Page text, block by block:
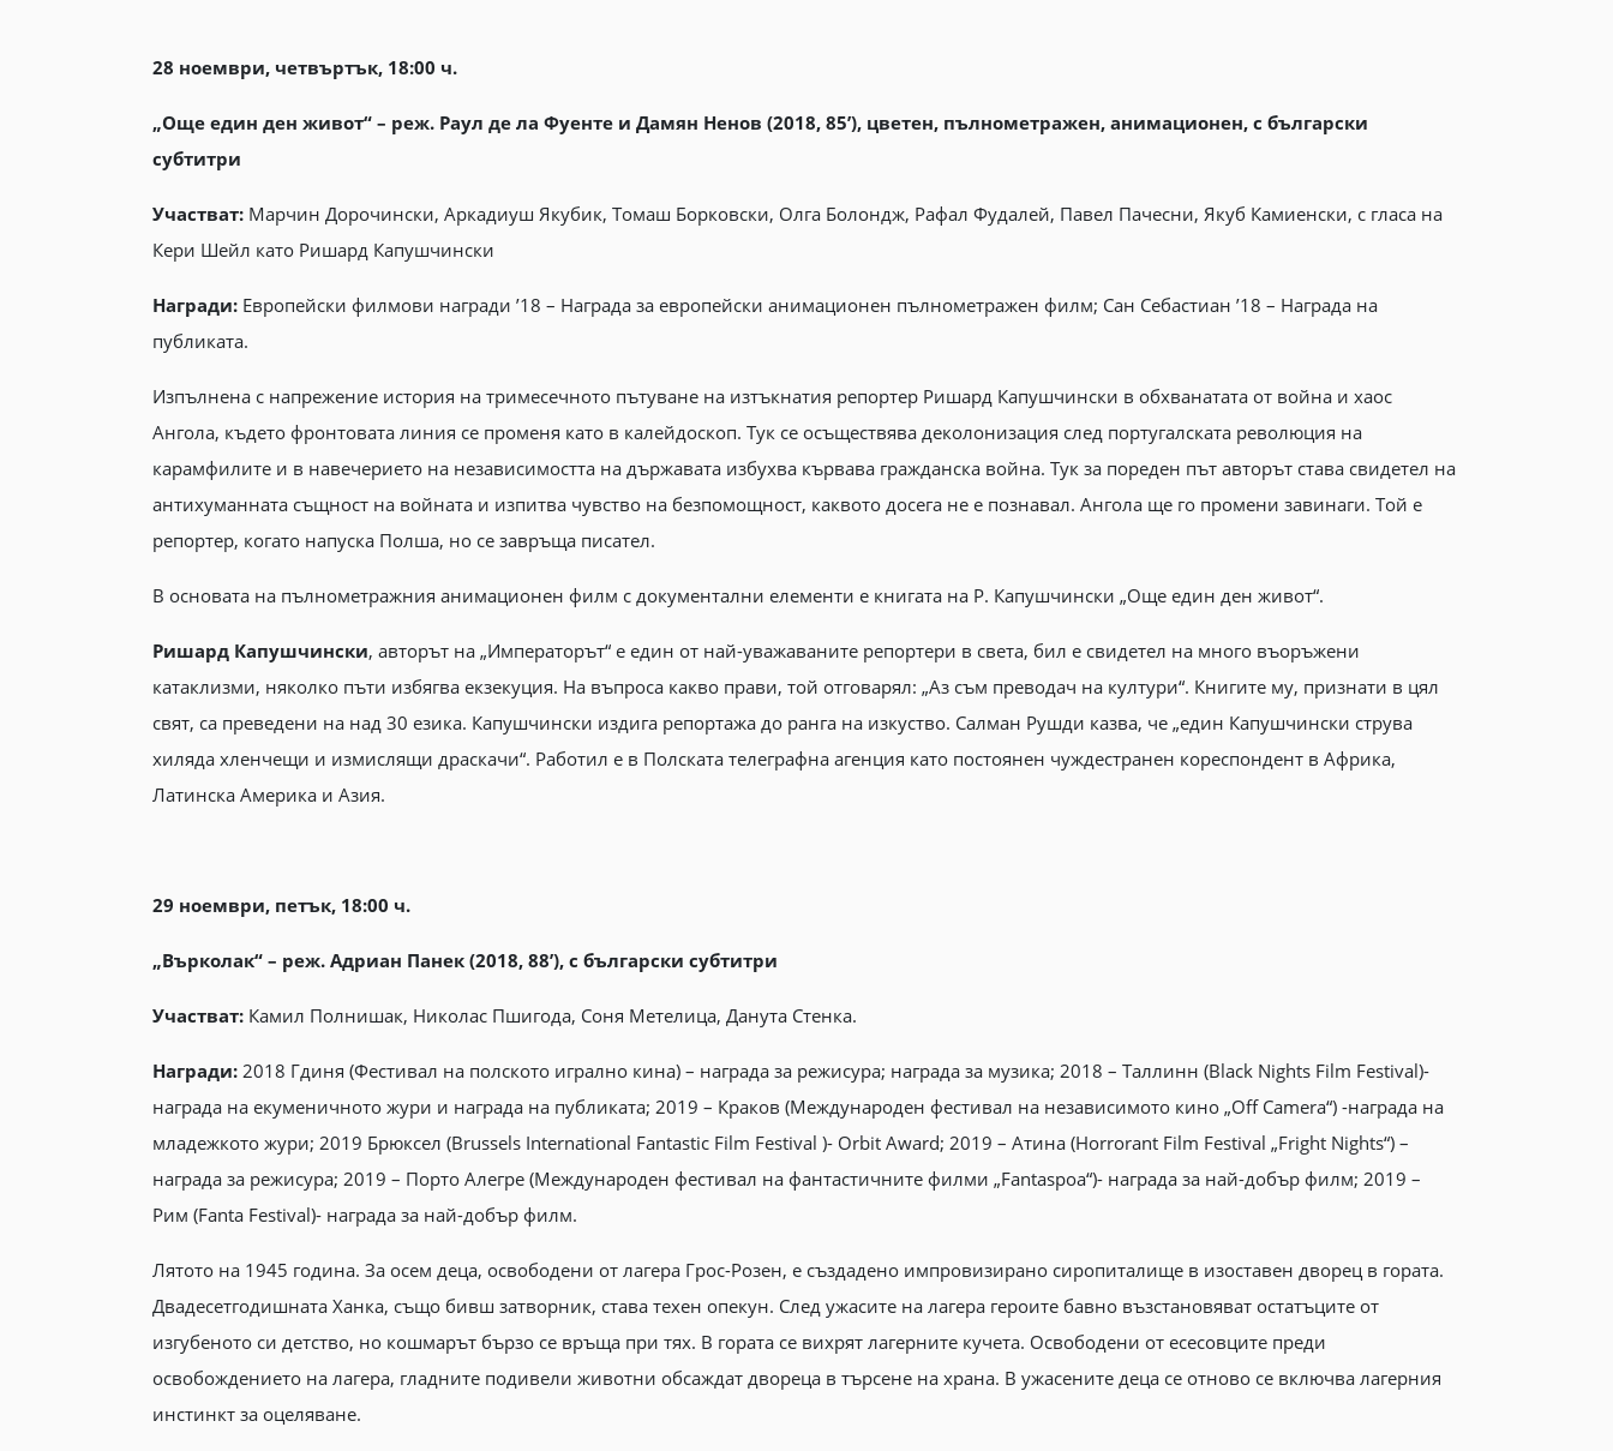
28 ноември, четвъртък, 18:00 ч.
„Още един ден живот“ – реж. Раул де ла Фуенте и Дамян Ненов (2018, 85’), цветен, пълнометражен, анимационен, с български
субтитри
Участват:Марчин Дорочински, Аркадиуш Якубик, Томаш Борковски, Олга Болондж, Рафал Фудалей, Павел Пачесни, Якуб Камиенски, с гласа на
Кери Шейл като Ришард Капушчински
Награди:Европейски филмови награди ’18 – Награда за европейски анимационен пълнометражен филм; Сан Себастиан ’18 – Награда на
публиката.
Изпълнена с напрежение история на тримесечното пътуване на изтъкнатия репортер Ришард Капушчински в обхванатата от война и хаос
Ангола, където фронтовата линия се променя като в калейдоскоп. Тук се осъществява деколонизация след португалската революция на
карамфилите и в навечерието на независимостта на държавата избухва кървава гражданска война. Тук за пореден път авторът става свидетел на
антихуманната същност на войната и изпитва чувство на безпомощност, каквото досега не е познавал. Ангола ще го промени завинаги. Той е
репортер, когато напуска Полша, но се завръща писател.
В основата на пълнометражния анимационен филм с документални елементи е книгата на Р. Капушчински „Още един ден живот“.
Ришард Капушчински, авторът на „Императорът“ е един от най-уважаваните репортери в света, бил e свидетел на много въоръжени
катаклизми, няколко пъти избягва екзекуция. На въпроса какво прави, той отговарял: „Аз съм преводач на култури“. Книгите му, признати в цял
свят, са преведени на над 30 езика. Капушчински издига репортажа до ранга на изкуство. Салман Рушди казва, че „един Капушчински струва
хиляда хленчещи и измислящи драскачи“. Работил е в Полската телеграфна агенция като постоянен чуждестранен кореспондент в Африка,
Латинска Америка и Азия.
29 ноември, петък, 18:00 ч.
„Върколак“ – реж. Адриан Панек (2018, 88’), с български субтитри
Участват:Камил Полнишак, Николас Пшигода, Соня Метелица, Данута Стенка.
Награди:2018 Гдиня (Фестивал на полското игрално кина) – награда за режисура; награда за музика; 2018 – Таллинн (Black Nights Film Festival)-
награда на екуменичното жури и награда на публиката; 2019 – Краков (Mеждународен фестивал на независимото кино „Off Camera“) -награда на
младежкото жури; 2019 Брюксел (Brussels International Fantastic Film Festival )- Orbit Award; 2019 – Атина (Horrorant Film Festival „Fright Nights“) –
награда за режисура; 2019 – Порто Алегре (Mеждународен фестивал на фантастичните филми „Fantaspoa“)- награда за най-добър филм; 2019 –
Рим (Fanta Festival)- награда за най-добър филм.
Лятото на 1945 година. За осем деца, освободени от лагера Грос-Розен, е създадено импровизирано сиропиталище в изоставен дворец в гората.
Двадесетгодишната Ханка, също бивш затворник, става техен опекун. След ужасите на лагера героите бавно възстановяват остатъците от
изгубеното си детство, но кошмарът бързо се връща при тях. В гората се вихрят лагерните кучета. Освободени от есесовците преди
освобождението на лагера, гладните подивели животни обсаждат двореца в търсене на храна. В ужасените деца се отново се включва лагерния
инстинкт за оцеляване.